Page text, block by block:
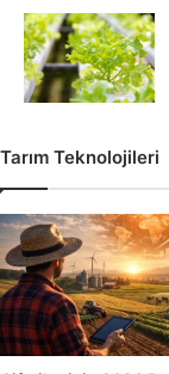
Tarım Teknolojileri